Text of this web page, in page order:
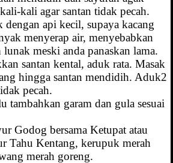
kali agar santan tidak pecah.
dengan api kecil, supaya kacang
menyerap air, menyebabkan
lunak meski anda panaskan lama.
santan kental, aduk rata. Masak
hingga santan mendidih. Aduk2
pecah.
tambahkan garam dan gula sesuai
Godog bersama Ketupat atau
Tahu Kentang, kerupuk merah
merah goreng.